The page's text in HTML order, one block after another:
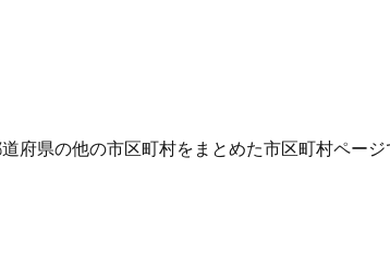
府県の他の市区町村をまとめた市区町村ページ